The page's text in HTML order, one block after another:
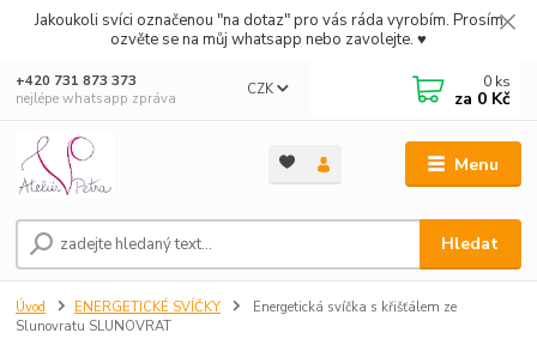
Jakoukoli svíci označenou "na dotaz" pro vás ráda vyrobím. Prosím
ozvěte se na můj whatsapp nebo zavolejte. ♥
Menu
CZK
Hledat
+420 731 873 373
nejlépe whatsapp zpráva
0 ks
za 0 Kč
Úvod ENERGETICKÉ SVÍČKY
Energetická svíčka s křišťálem ze
Slunovratu SLUNOVRAT